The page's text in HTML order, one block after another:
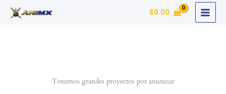
$0.00
Tenemos grandes proyectos por anunciar